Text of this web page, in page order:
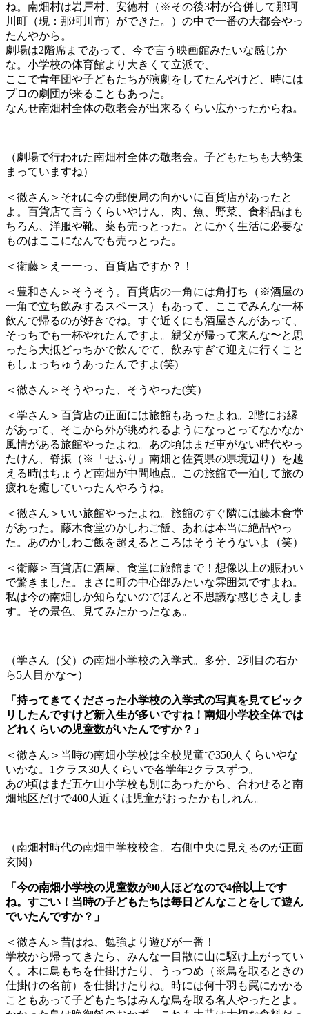
ね。南畑村は岩戸村、安徳村（※その後3村が合併して那珂
川町（現：那珂川市）ができた。）の中で一番の大都会やっ
たんやから。
劇場は2階席まであって、今で言う映画館みたいな感じか
な。小学校の体育館より大きくて立派で、
ここで青年団や子どもたちが演劇をしてたんやけど、時には
プロの劇団が来ることもあった。
なんせ南畑村全体の敬老会が出来るくらい広かったからね。
（劇場で行われた南畑村全体の敬老会。子どもたちも大勢集
まっていますね）
＜徹さん＞それに今の郵便局の向かいに百貨店があったと
よ。百貨店て言うくらいやけん、肉、魚、野菜、食料品はも
ちろん、洋服や靴、薬も売っとった。とにかく生活に必要な
ものはここになんでも売っとった。
＜衛藤＞えーーっ、百貨店ですか？！
＜豊和さん＞そうそう。百貨店の一角には角打ち（※酒屋の
一角で立ち飲みするスペース）もあって、ここでみんな一杯
飲んで帰るのが好きでね。すぐ近くにも酒屋さんがあって、
そっちでも一杯やれたんですよ。親父が帰って来んな〜と思
ったら大抵どっちかで飲んでて、飲みすぎて迎えに行くこと
もしょっちゅうあったんですよ(笑)
＜徹さん＞そうやった、そうやった(笑）
＜学さん＞百貨店の正面には旅館もあったよね。2階にお縁
があって、そこから外が眺めれるようになっとってなかなか
風情がある旅館やったよね。あの頃はまだ車がない時代やっ
たけん、脊振（※「せふり」南畑と佐賀県の県境辺り）を越
える時はちょうど南畑が中間地点。この旅館で一泊して旅の
疲れを癒していったんやろうね。
＜徹さん＞いい旅館やったよね。旅館のすぐ隣には藤木食堂
があった。藤木食堂のかしわご飯、あれは本当に絶品やっ
た。あのかしわご飯を超えるところはそうそうないよ（笑）
＜衛藤＞百貨店に酒屋、食堂に旅館まで！想像以上の賑わい
で驚きました。まさに町の中心部みたいな雰囲気ですよね。
私は今の南畑しか知らないのでほんと不思議な感じさえしま
す。その景色、見てみたかったなぁ。
（学さん（父）の南畑小学校の入学式。多分、2列目の右か
ら5人目かな〜）
「持ってきてくださった小学校の入学式の写真を見てビック
リしたんですけど新入生が多いですね！南畑小学校全体では
どれくらいの児童数がいたんですか？」
＜徹さん＞当時の南畑小学校は全校児童で350人くらいやな
いかな。1クラス30人くらいで各学年2クラスずつ。
あの頃はまだ五ケ山小学校も別にあったから、合わせると南
畑地区だけで400人近くは児童がおったかもしれん。
（南畑村時代の南畑中学校校舎。右側中央に見えるのが正面
玄関）
「今の南畑小学校の児童数が90人ほどなので4倍以上です
ね。すごい！当時の子どもたちは毎日どんなことをして遊ん
でいたんですか？」
＜徹さん＞昔はね、勉強より遊びが一番！
学校から帰ってきたら、みんな一目散に山に駆け上がってい
く。木に鳥もちを仕掛けたり、うっつめ（※鳥を取るときの
仕掛けの名前）を仕掛けたりね。時には何十羽も罠にかかる
こともあって子どもたちはみんな鳥を取る名人やったとよ。